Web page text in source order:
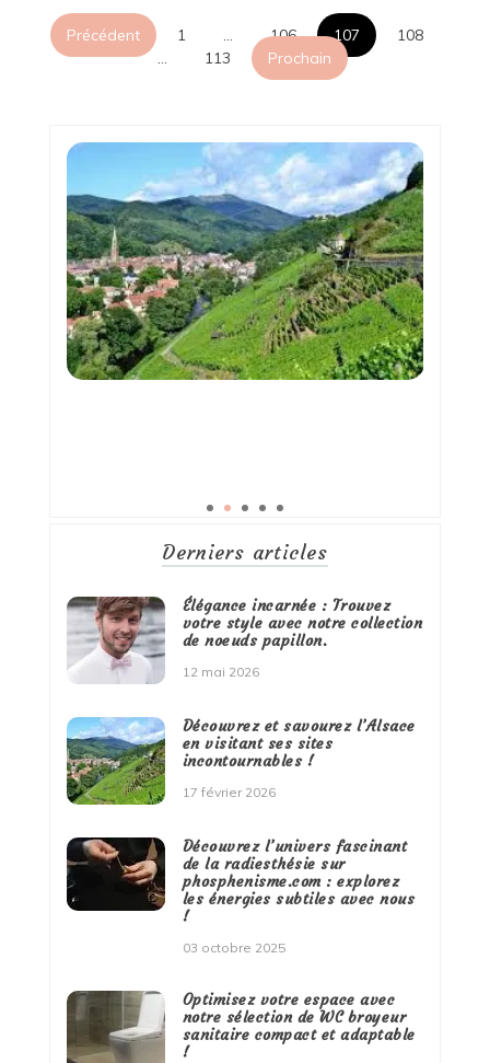
Pagination
des
Précédent 1 … 106 107
108
…
113 Prochain
Derniers articles
Élégance incarnée : Trouvez
votre style avec notre collection
de noeuds papillon.
12 mai 2026
Découvrez et savourez l’Alsace
en visitant ses sites
incontournables !
17 février 2026
Découvrez l’univers fascinant
de la radiesthésie sur
phosphenisme.com : explorez
les énergies subtiles avec nous
!
03 octobre 2025
Optimisez votre espace avec
notre sélection de WC broyeur
sanitaire compact et adaptable
!